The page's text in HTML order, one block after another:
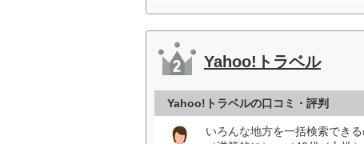
Yahoo!トラベル
Yahoo!トラベルの口コミ・評判
いろんな地方を一括検索でき